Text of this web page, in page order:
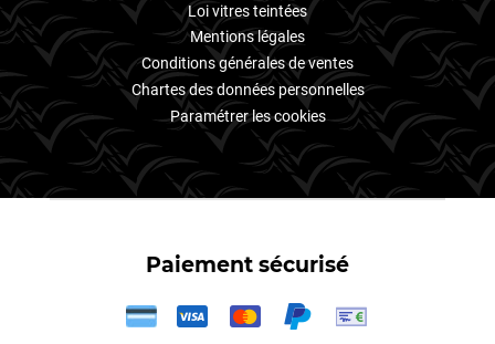
Loi vitres teintées
Mentions légales
Conditions générales de ventes
Chartes des données personnelles
Paramétrer les cookies
Paiement sécurisé